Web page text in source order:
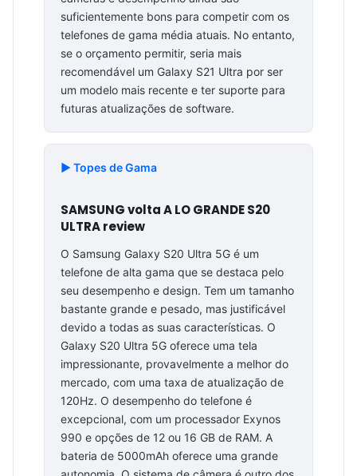
suficientemente bons para competir com os
telefones de gama média atuais. No entanto,
se o orçamento permitir, seria mais
recomendável um Galaxy S21 Ultra por ser
um modelo mais recente e ter suporte para
futuras atualizações de software.
▶️ Topes de Gama
SAMSUNG volta A LO GRANDE S20
ULTRA review
O Samsung Galaxy S20 Ultra 5G é um
telefone de alta gama que se destaca pelo
seu desempenho e design. Tem um tamanho
bastante grande e pesado, mas justificável
devido a todas as suas características. O
Galaxy S20 Ultra 5G oferece uma tela
impressionante, provavelmente a melhor do
mercado, com uma taxa de atualização de
120Hz. O desempenho do telefone é
excepcional, com um processador Exynos
990 e opções de 12 ou 16 GB de RAM. A
bateria de 5000mAh oferece uma grande